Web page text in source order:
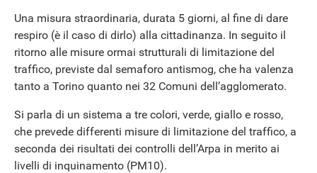
Una misura straordinaria, durata 5 giorni, al fine di dare
respiro (è il caso di dirlo) alla cittadinanza. In seguito il
ritorno alle misure ormai strutturali di limitazione del
traffico, previste dal semaforo antismog, che ha valenza
tanto a Torino quanto nei 32 Comuni dell’agglomerato.
Si parla di un sistema a tre colori, verde, giallo e rosso,
che prevede differenti misure di limitazione del traffico, a
seconda dei risultati dei controlli dell’Arpa in merito ai
livelli di inquinamento (PM10).